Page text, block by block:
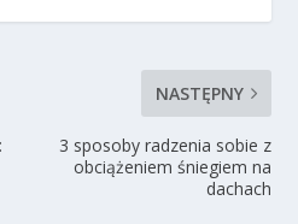
NASTĘPNY
3 sposoby radzenia sobie z
obciążeniem śniegiem na
dachach